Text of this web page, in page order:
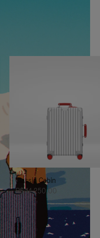
Classic Cabin
R$ 14.250,00